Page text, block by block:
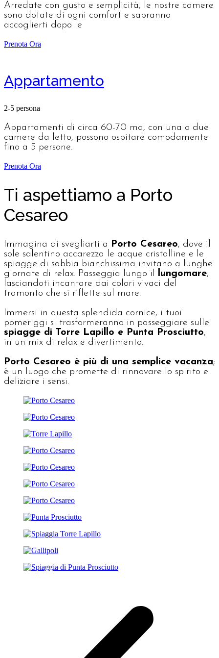
Arredate con gusto e semplicità, le nostre camere
sono dotate di ogni comfort e sapranno
accoglierti dopo le
Prenota Ora
Appartamento
2-5 persona
Appartamenti di circa 60-70 mq, con una o due
camere da letto, possono ospitare comodamente
fino a 5 persone.
Prenota Ora
Ti aspettiamo a Porto
Cesareo
Immagina di svegliarti a Porto Cesareo, dove il
sole salentino accarezza le acque cristalline e le
spiagge di sabbia bianchissima invitano a lunghe
giornate di relax. Passeggia lungo il lungomare,
lasciandoti incantare dai colori vivaci del
tramonto che si riflette sul mare.
Immersi in questa splendida cornice, i tuoi
pomeriggi si trasformeranno in passeggiare sulle
spiagge di Torre Lapillo e Punta Prosciutto,
in un mix di relax e divertimento.
Porto Cesareo è più di una semplice vacanza;
è un luogo che promette di rinnovare lo spirito e
deliziare i sensi.